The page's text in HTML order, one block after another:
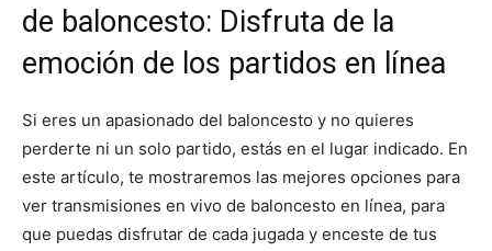
de baloncesto: Disfruta de la
emoción de los partidos en línea
Si eres un apasionado del baloncesto y no quieres
perderte ni un solo partido, estás en el lugar indicado. En
este artículo, te mostraremos las mejores opciones para
ver transmisiones en vivo de baloncesto en línea, para
que puedas disfrutar de cada jugada y enceste de tus